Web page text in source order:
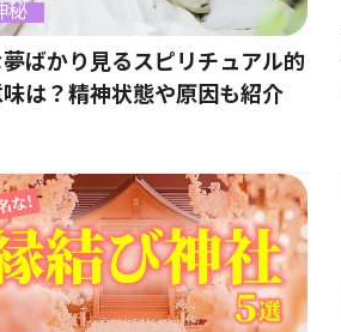
秘
ばかり見るスピリチュアル的
味は？精神状態や原因も紹介